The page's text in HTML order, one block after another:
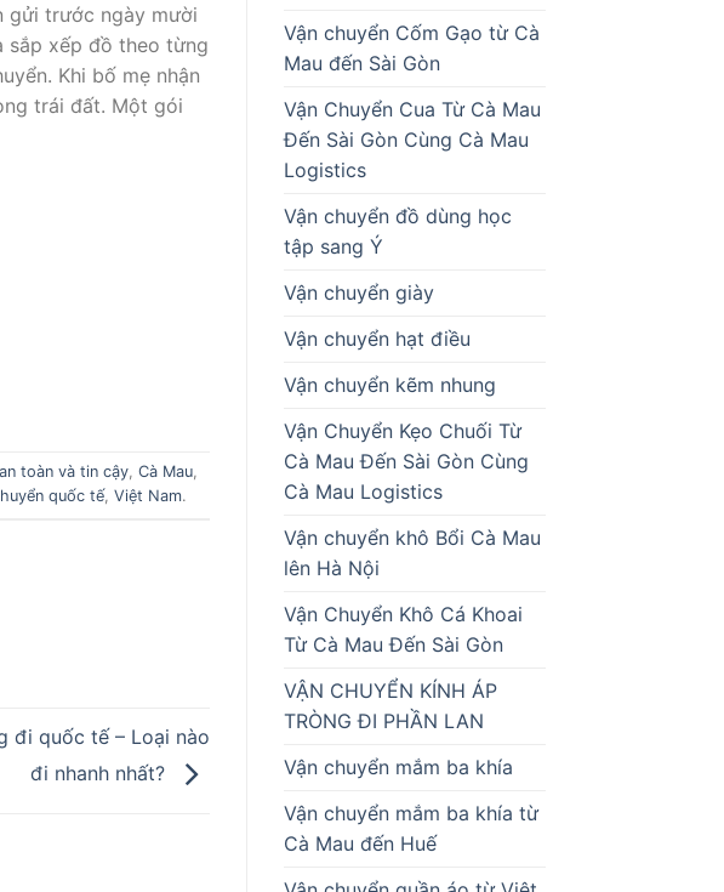
gửi trước ngày mười
sắp xếp đồ theo từng
Khi bố mẹ nhận
trái đất. Một gói
an toàn và tin cậy,Cà Mau,
quốc tế, Việt Nam.
đi quốc tế – Loại nào
đi nhanh nhất?
Vận chuyển Cốm Gạo từ Cà
Mau đến Sài Gòn
Vận Chuyển Cua Từ Cà Mau
Đến Sài Gòn Cùng Cà Mau
Logistics
Vận chuyển đồ dùng học
tập sang Ý
Vận chuyển giày
Vận chuyển hạt điều
Vận chuyển kẽm nhung
Vận Chuyển Kẹo Chuối Từ
Cà Mau Đến Sài Gòn Cùng
Cà Mau Logistics
Vận chuyển khô Bổi Cà Mau
lên Hà Nội
Vận Chuyển Khô Cá Khoai
Từ Cà Mau Đến Sài Gòn
VẬN CHUYỂN KÍNH ÁP
TRÒNG ĐI PHẦN LAN
Vận chuyển mắm ba khía
Vận chuyển mắm ba khía từ
Cà Mau đến Huế